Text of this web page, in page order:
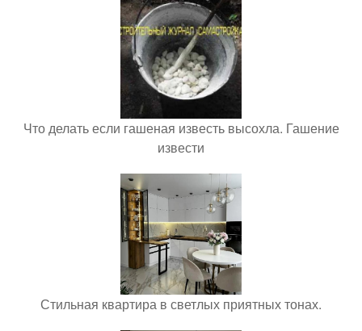
Что делать если гашеная известь высохла. Гашение
извести
Стильная квартира в светлых приятных тонах.